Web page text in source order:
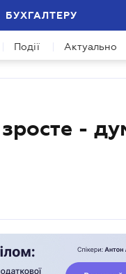
БУХГАЛТЕРУ
Події Актуально
-